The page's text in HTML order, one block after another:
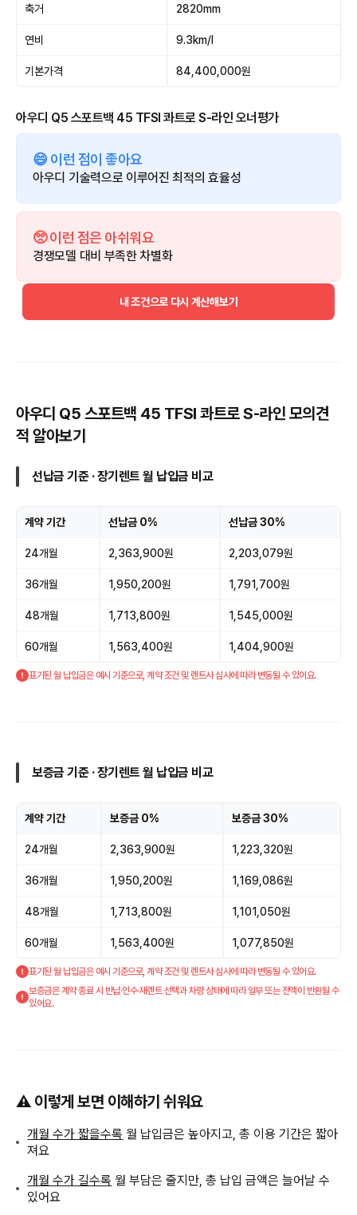
축거 2820mm
연비 9.3km/l
기본가격 84,400,000원
아우디 Q5 스포트백 45 TFSI 콰트로 S-라인 오너평가
😄 이런 점이 좋아요
아우디 기술력으로 이루어진 최적의 효율성
🥺 이런 점은 아쉬워요
경쟁모델 대비 부족한 차별화
내 조건으로 다시 계산해보기
아우디 Q5 스포트백 45 TFSI 콰트로 S-라인 모의견
적 알아보기
선납금 기준 · 장기렌트 월 납입금 비교
계약 기간 선납금 0% 선납금 30%
24개월 2,363,900원 2,203,079원
36개월 1,950,200원 1,791,700원
48개월 1,713,800원 1,545,000원
60개월 1,563,400원 1,404,900원
표기된 월 납입금은 예시 기준으로, 계약 조건 및 렌트사 심사에 따라 변동될 수 있어요.
보증금 기준 · 장기렌트 월 납입금 비교
계약 기간 보증금 0% 보증금 30%
24개월 2,363,900원 1,223,320원
36개월 1,950,200원 1,169,086원
48개월 1,713,800원 1,101,050원
60개월 1,563,400원 1,077,850원
표기된 월 납입금은 예시 기준으로, 계약 조건 및 렌트사 심사에 따라 변동될 수 있어요.
보증금은 계약 종료 시 반납·인수·재렌트 선택과 차량 상태에 따라 일부 또는 전액이 반환될 수
있어요.
⚠️ 이렇게 보면 이해하기 쉬워요
개월 수가 짧을수록 월 납입금은 높아지고, 총 이용 기간은 짧아
져요
개월 수가 길수록 월 부담은 줄지만, 총 납입 금액은 늘어날 수
있어요